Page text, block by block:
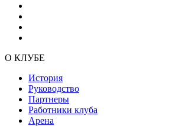
О КЛУБЕ
История
Руководство
Партнеры
Работники клуба
Арена